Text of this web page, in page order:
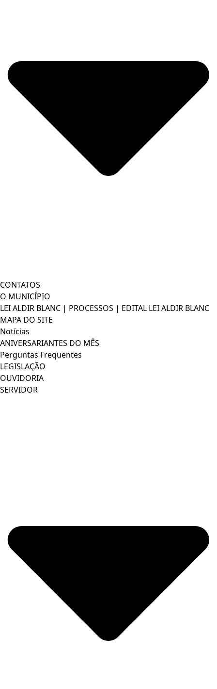
CONTATOS
O MUNICÍPIO
LEI ALDIR BLANC | PROCESSOS | EDITAL LEI ALDIR BLANC
MAPA DO SITE
Notícias
ANIVERSARIANTES DO MÊS
Perguntas Frequentes
LEGISLAÇÃO
OUVIDORIA
SERVIDOR